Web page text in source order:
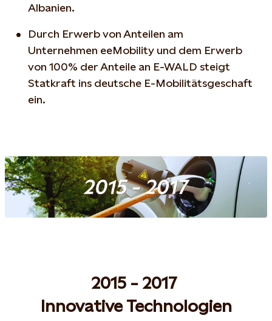
Albanien.
Durch Erwerb von Anteilen am
Unternehmen eeMobility und dem Erwerb
von 100% der Anteile an E-WALD steigt
Statkraft ins deutsche E-Mobilitätsgeschaft
ein.
2015 - 2017
Innovative Technologien